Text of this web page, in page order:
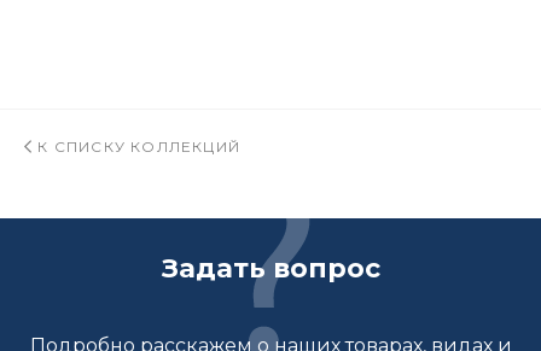
К СПИСКУ КОЛЛЕКЦИЙ
Задать вопрос
Подробно расскажем о наших товарах, видах и